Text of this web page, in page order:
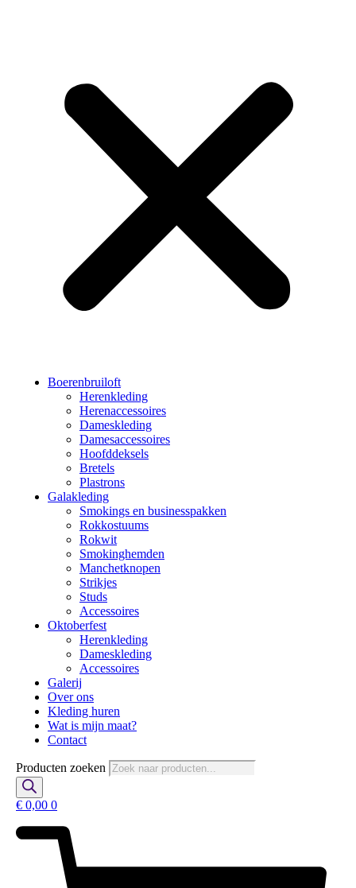
Boerenbruiloft
Herenkleding
Herenaccessoires
Dameskleding
Damesaccessoires
Hoofddeksels
Bretels
Plastrons
Galakleding
Smokings en businesspakken
Rokkostuums
Rokwit
Smokinghemden
Manchetknopen
Strikjes
Studs
Accessoires
Oktoberfest
Herenkleding
Dameskleding
Accessoires
Galerij
Over ons
Kleding huren
Wat is mijn maat?
Contact
Producten zoeken
€ 0,00 0